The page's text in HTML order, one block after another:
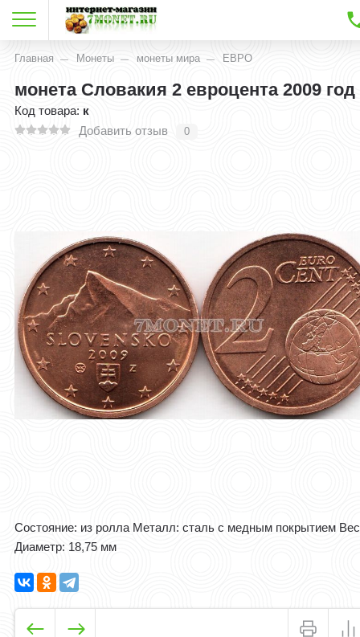
Главная Монеты монеты мира ЕВРО
монета Словакия 2 евроцента 2009 год
Код товара: к
Добавить отзыв
0
Состояние: из ролла Металл: сталь с медным покрытием
Диаметр: 18,75 мм